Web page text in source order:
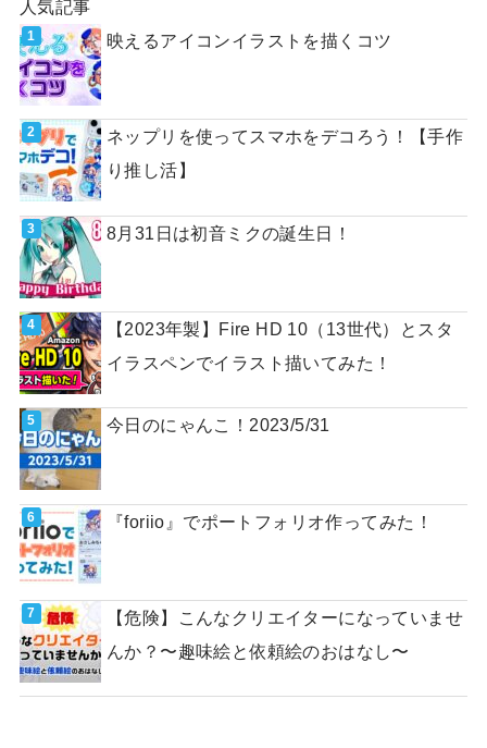
人気記事
映えるアイコンイラストを描くコツ
ネップリを使ってスマホをデコろう！【手作
り推し活】
8月31日は初音ミクの誕生日！
【2023年製】Fire HD 10（13世代）とスタ
イラスペンでイラスト描いてみた！
今日のにゃんこ！2023/5/31
『foriio』でポートフォリオ作ってみた！
【危険】こんなクリエイターになっていませ
んか？〜趣味絵と依頼絵のおはなし〜